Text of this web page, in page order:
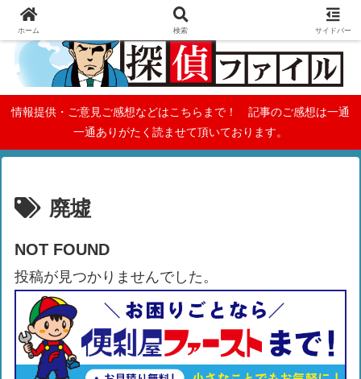
情報提供・ご意見ご感想などはこちらまで！ 記事のご感想は一通
一通ありがたく読ませて頂いております。
廃墟
NOT FOUND
投稿が見つかりませんでした。
ホーム 検索 サイドバー